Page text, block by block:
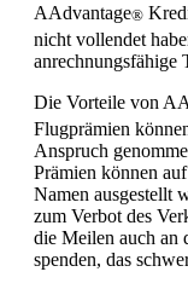
AAdvantage®
nicht vollendet
anrechnungsfähige
Die Vorteile von
Flugprämien
Anspruch
Prämien können
Namen ausgestellt
zum Verbot des
die Meilen auch an
spenden, das